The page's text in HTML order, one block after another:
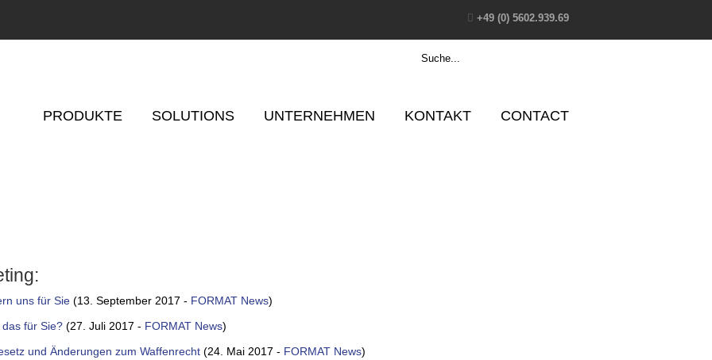
+49 (0) 5602.939.69
PRODUKTE SOLUTIONS UNTERNEHMEN KONTAKT CONTACT
uns für Sie (13. September 2017 - FORMAT News)
für Sie? (27. Juli 2017 - FORMAT News)
und Änderungen zum Waffenrecht (24. Mai 2017 - FORMAT News)